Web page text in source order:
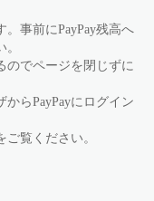
。事前にPayPay残高へ
のでページを閉じずに
らPayPayにログイン
覧ください。